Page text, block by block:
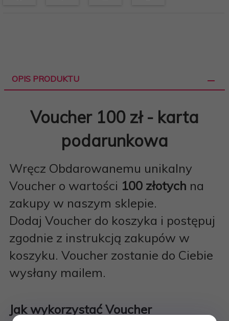
OPIS PRODUKTU
Voucher 100 zł - karta
podarunkowa
Wręcz Obdarowanemu unikalny
Voucher o wartości 100 złotych na
zakupy w naszym sklepie.
Dodaj Voucher do koszyka i postępuj
zgodnie z instrukcją zakupów w
koszyku. Voucher zostanie do Ciebie
wysłany mailem.
Jak wykorzystać Voucher